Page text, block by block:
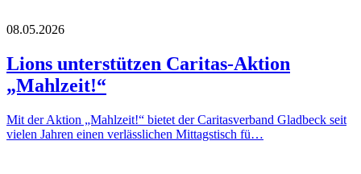
08.05.2026
Lions unterstützen Caritas-Aktion
„Mahlzeit!“
Mit der Aktion „Mahlzeit!“ bietet der Caritasverband Gladbeck seit
vielen Jahren einen verlässlichen Mittagstisch fü…